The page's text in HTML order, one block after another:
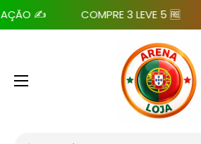
Pular
para
✍️ COMPRE 3 LEVE 5 🆓
Arena
Loja